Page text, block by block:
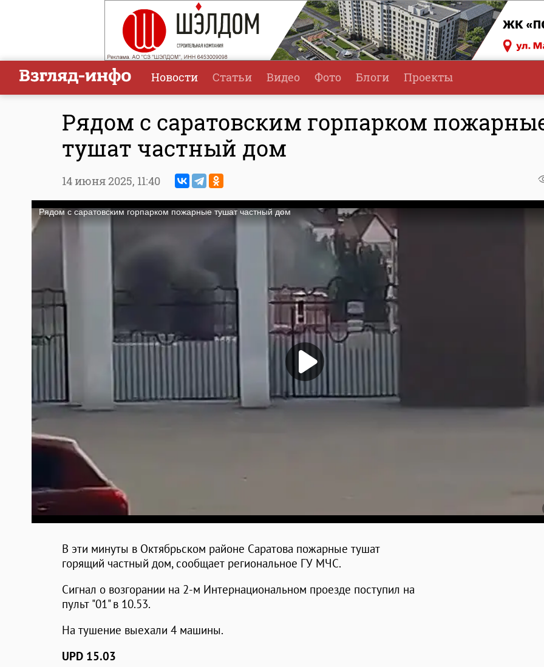
Новости Статьи Видео Фото Блоги Проекты
Рядом с саратовским горпарком
тушат частный дом
14 июня 2025, 11:40
В эти минуты в Октябрьском районе Саратова пожарные тушат
горящий частный дом, сообщает региональное ГУ МЧС.
Сигнал о возгорании на 2-м Интернациональном проезде поступил на
пульт "01" в 10.53.
На тушение выехали 4 машины.
UPD 15.03